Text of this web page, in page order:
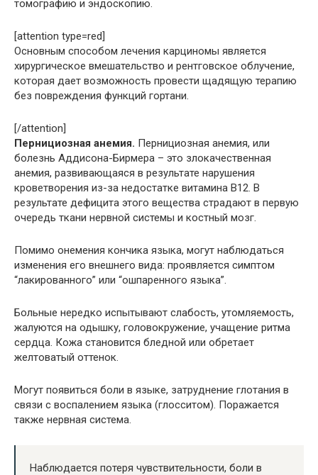
томографию и эндоскопию.
[attention type=red]
Основным способом лечения карциномы является
хирургическое вмешательство и рентговское облучение,
которая дает возможность провести щадящую терапию
без повреждения функций гортани.
[/attention]
Пернициозная анемия. Пернициозная анемия, или
болезнь Аддисона-Бирмера – это злокачественная
анемия, развивающаяся в результате нарушения
кроветворения из-за недостатке витамина В12. В
результате дефицита этого вещества страдают в первую
очередь ткани нервной системы и костный мозг.
Помимо онемения кончика языка, могут наблюдаться
изменения его внешнего вида: проявляется симптом
“лакированного” или “ошпаренного языка”.
Больные нередко испытывают слабость, утомляемость,
жалуются на одышку, головокружение, учащение ритма
сердца. Кожа становится бледной или обретает
желтоватый оттенок.
Могут появиться боли в языке, затруднение глотания в
связи с воспалением языка (глосситом). Поражается
также нервная система.
Наблюдается потеря чувствительности, боли в